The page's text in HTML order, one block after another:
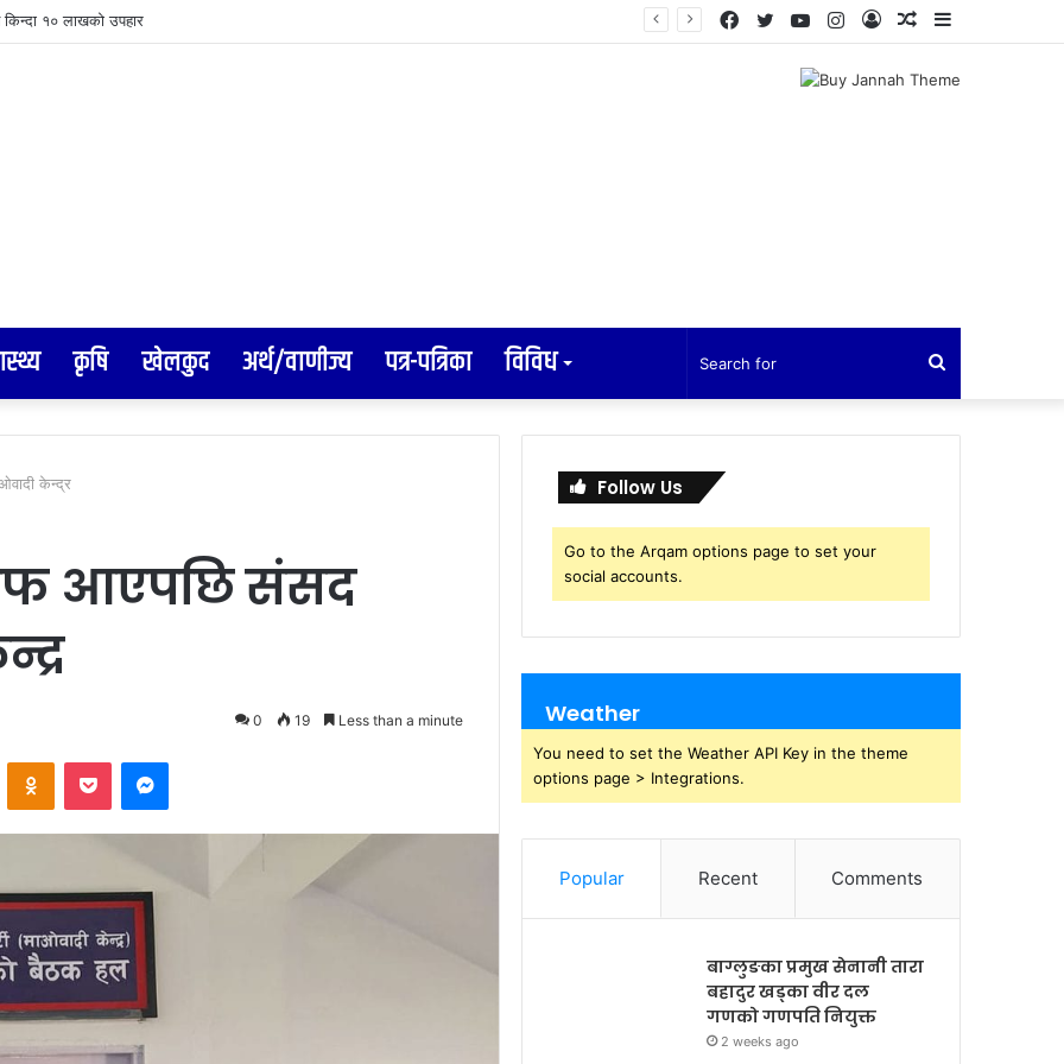
सम्मेलनको तयारी अन्तिम चरणमा- आरसी दीपक कंडेल, ‘आरोहण–२०२६’ भव्य र सभ्य सम्मेलन हुने
Random
Log
Instagram
YouTube
Twitter
Facebook
कृषि खेलकुद अर्थ/वाणीज्य पत्र-पत्रिका विविध
for
केन्द्र
आएपछि संसद
0 19 Less than a minute
Follow Us
Go to the Arqam options page to set your
social accounts.
Weather
You need to set the Weather API Key in the theme
options page > Integrations.
Popular Recent Comments
बाग्लुङका प्रमुख सेनानी तारा
बहादुर खड्का वीर दल
गणको गणपति नियुक्त
2 weeks ago